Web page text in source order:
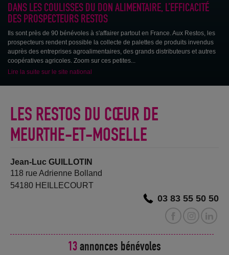
Les dons aux plus démunis : ce qui change avec le nouveau plafond de la
loi Coluche
DANS LES COULISSES DU DON ALIMENTAIRE, L’EFFICACITÉ
DES PROSPECTEURS RESTOS
Ils sont près de 90 bénévoles à s'affairer partout en France. Aux Restos, les
prospecteurs rendent possible la collecte de palettes de produits invendus
auprès des entreprises agroalimentaires, des grands distributeurs et autres
coopératives agricoles. Zoom sur ces petites...
Lire la suite sur le site national
LES RESTOS DU CŒUR DE
MEURTHE-ET-MOSELLE
Jean-Luc GUILLOTIN
118 rue Adrienne Bolland
54180 HEILLECOURT
03 83 55 50 50
13annonces bénévoles